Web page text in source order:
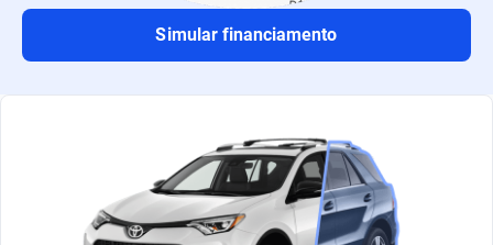
Simular financiamento